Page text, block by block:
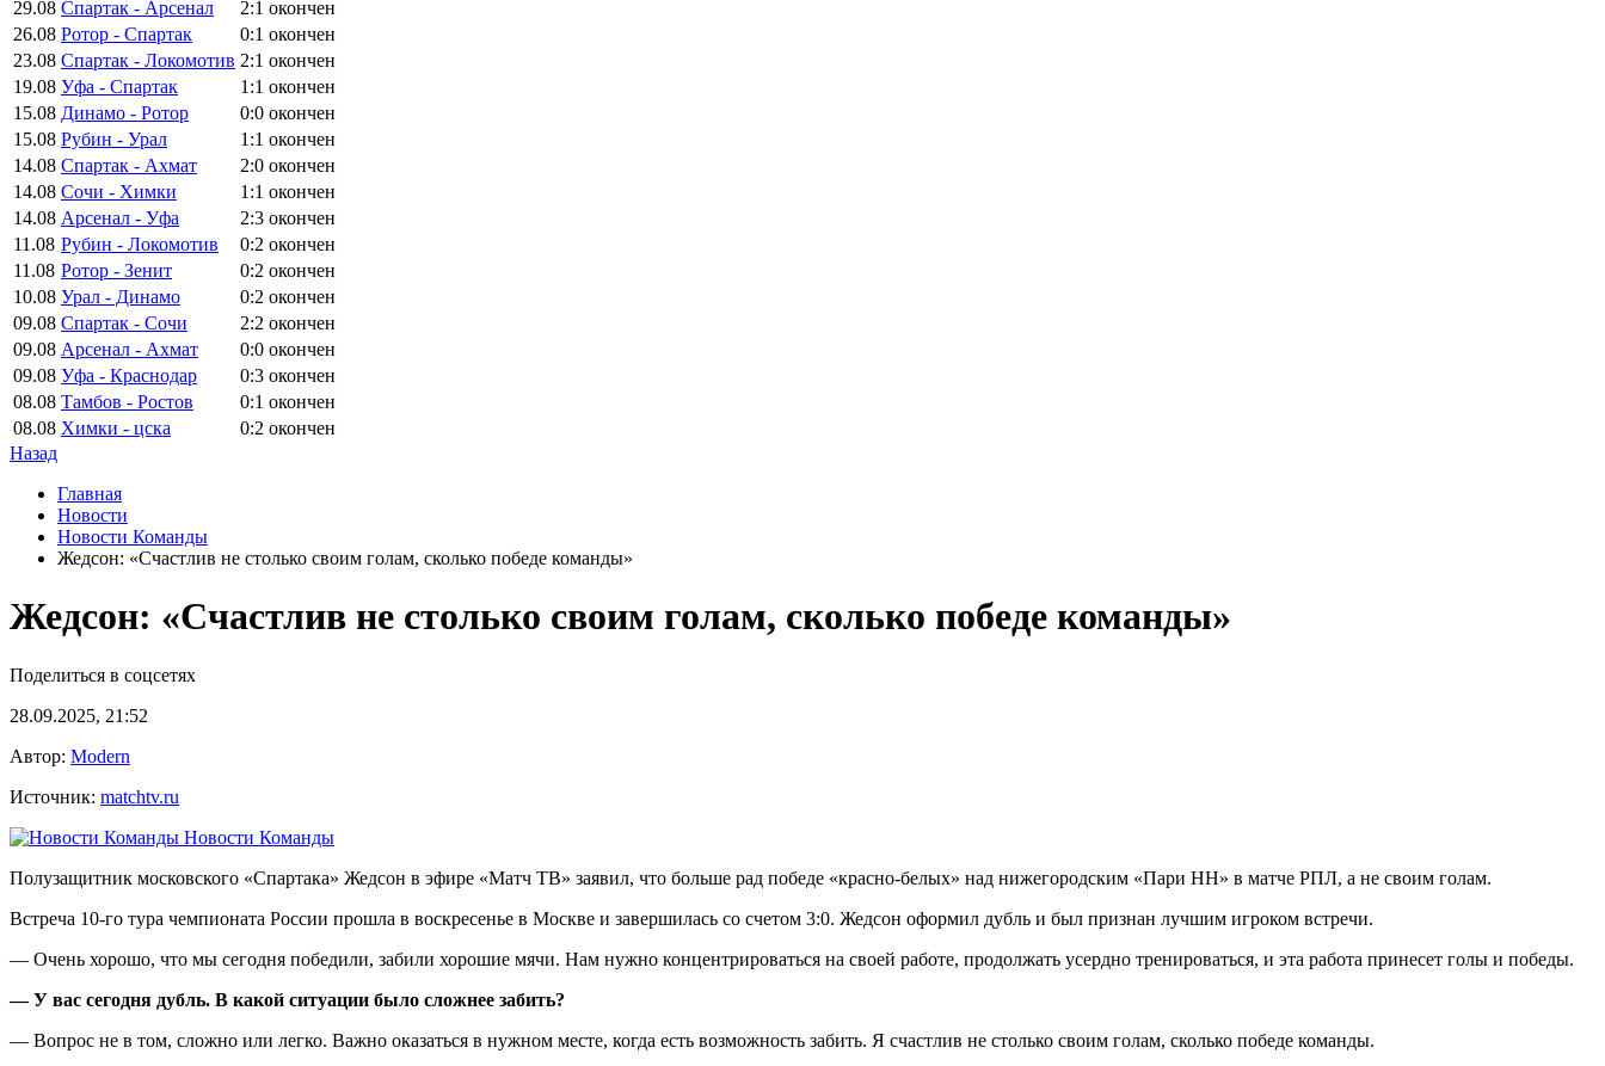
29.08 Спартак - Арсенал 2:1 окончен
26.08 Ротор - Спартак 0:1 окончен
23.08 Спартак - Локомотив 2:1 окончен
19.08 Уфа - Спартак 1:1 окончен
15.08 Динамо - Ротор 0:0 окончен
15.08 Рубин - Урал 1:1 окончен
14.08 Спартак - Ахмат 2:0 окончен
14.08 Сочи - Химки 1:1 окончен
14.08 Арсенал - Уфа 2:3 окончен
11.08 Рубин - Локомотив 0:2 окончен
11.08 Ротор - Зенит 0:2 окончен
10.08 Урал - Динамо 0:2 окончен
09.08 Спартак - Сочи 2:2 окончен
09.08 Арсенал - Ахмат 0:0 окончен
09.08 Уфа - Краснодар 0:3 окончен
08.08 Тамбов - Ростов 0:1 окончен
08.08 Химки - цска 0:2 окончен
Назад
Главная
Новости
Новости Команды
Жедсон: «Счастлив не столько своим голам, сколько победе команды»
Жедсон: «Счастлив не столько своим голам, сколько победе команды»
Поделиться в соцсетях
28.09.2025, 21:52
Автор: Modern
Источник: matchtv.ru
Новости Команды
Полузащитник московского «Спартака» Жедсон в эфире «Матч ТВ» заявил, что больше рад победе «красно‑белых» над нижегородским «Пари НН» в матче РПЛ, а не своим голам.
Встреча 10‑го тура чемпионата России прошла в воскресенье в Москве и завершилась со счетом 3:0. Жедсон оформил дубль и был признан лучшим игроком встречи.
— Очень хорошо, что мы сегодня победили, забили хорошие мячи. Нам нужно концентрироваться на своей работе, продолжать усердно тренироваться, и эта работа принесет голы и победы.
— У вас сегодня дубль. В какой ситуации было сложнее забить?
— Вопрос не в том, сложно или легко. Важно оказаться в нужном месте, когда есть возможность забить. Я счастлив не столько своим голам, сколько победе команды.